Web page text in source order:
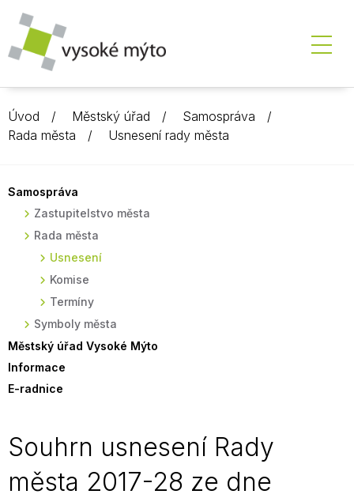
Úvod Městský úřad
Samospráva
Rada města
Usnesení rady města
Samospráva
Zastupitelstvo města
Rada města
Usnesení
Komise
Termíny
Symboly města
Městský úřad Vysoké Mýto
Informace
E-radnice
Souhrn usnesení Rady
města 2017-28 ze dne